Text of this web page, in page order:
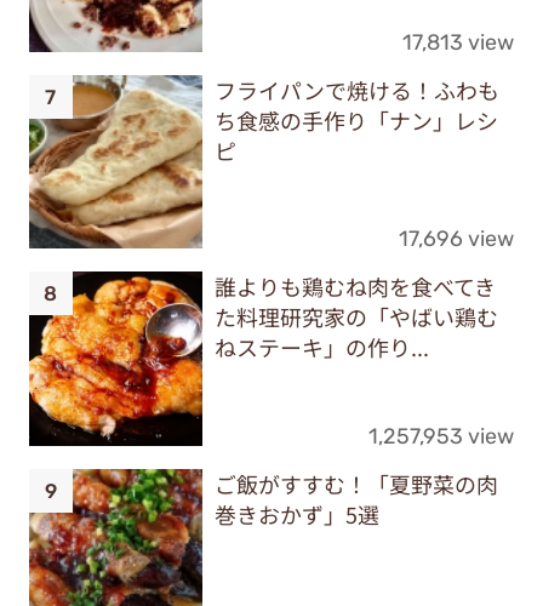
17,813 view
フライパンで焼ける！ふわも
ち食感の手作り「ナン」レシ
ピ
17,696 view
誰よりも鶏むね肉を食べてき
た料理研究家の「やばい鶏む
ねステーキ」の作り...
1,257,953 view
ご飯がすすむ！「夏野菜の肉
巻きおかず」5選